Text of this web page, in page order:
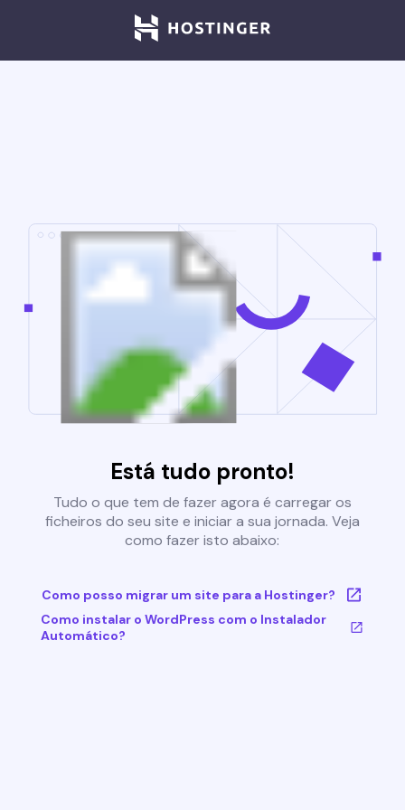
Está tudo pronto!
Tudo o que tem de fazer agora é carregar os
ficheiros do seu site e iniciar a sua jornada. Veja
como fazer isto abaixo:
Como posso migrar um site para a Hostinger?
Como instalar o WordPress com o Instalador
Automático?